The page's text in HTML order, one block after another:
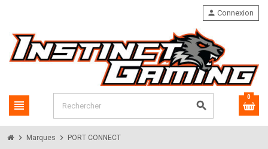
view_headline search
person Connexion
0
chevron_right Marques chevron_right PORT CONNECT